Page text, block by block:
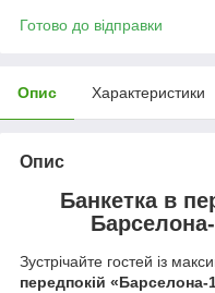
Готово до відправки
Опис Характеристики
Опис
Банкетка в
Зустрічайте гостей із
передпокій «Барселона-